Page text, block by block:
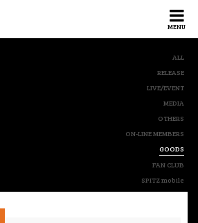
MENU
ALL
RELEASE
LIVE/EVENT
MEDIA
OTHERS
ON-LINE MEMBERS
GOODS
FAN CLUB
SPITZ mobile